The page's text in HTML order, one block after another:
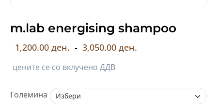
m.lab energising shampoo
1,200.00 ден. - 3,050.00 ден.
цените се со вклучено ДДВ
Големина